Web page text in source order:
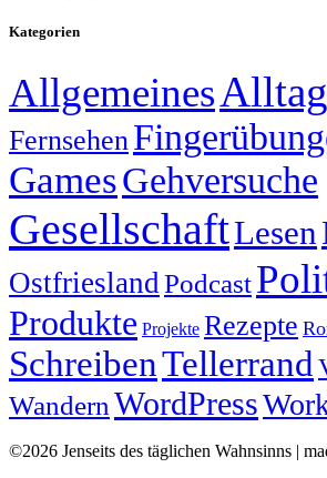
Kategorien
AllgemeinesAlltag
Fernsehen
GamesGehversuche
GesellschaftLesen
Ostfriesland Podcast
Produkte Projekte Rezepte
SchreibenTellerrand
Wandern WordPress
©2026 Jenseits des täglichen Wahnsinns |